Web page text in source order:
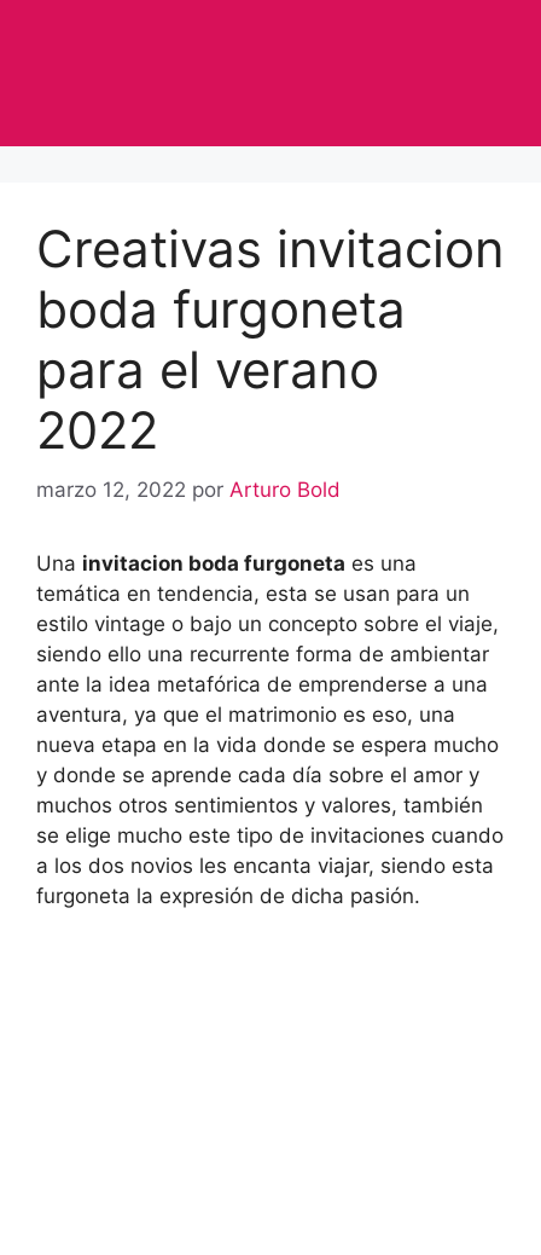
Creativas invitacion
boda furgoneta
para el verano
2022
marzo 12, 2022 por Arturo Bold
Una invitacion boda furgoneta es una
temática en tendencia, esta se usan para un
estilo vintage o bajo un concepto sobre el viaje,
siendo ello una recurrente forma de ambientar
ante la idea metafórica de emprenderse a una
aventura, ya que el matrimonio es eso, una
nueva etapa en la vida donde se espera mucho
y donde se aprende cada día sobre el amor y
muchos otros sentimientos y valores, también
se elige mucho este tipo de invitaciones cuando
a los dos novios les encanta viajar, siendo esta
furgoneta la expresión de dicha pasión.